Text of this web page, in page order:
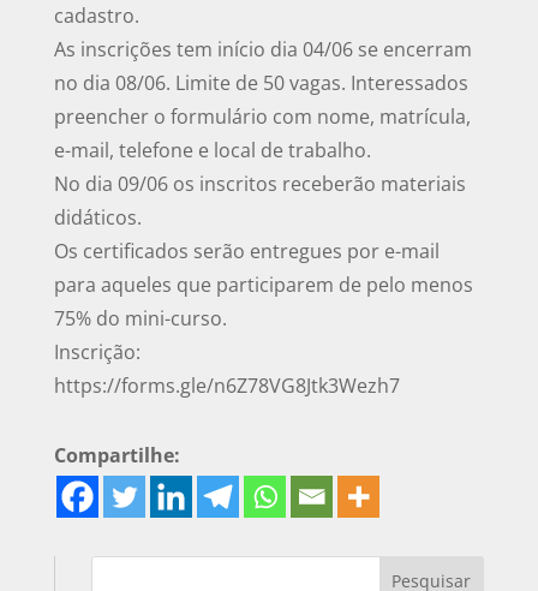
cadastro.
As inscrições tem início dia 04/06 se encerram
no dia 08/06. Limite de 50 vagas. Interessados
preencher o formulário com nome, matrícula,
e-mail, telefone e local de trabalho.
No dia 09/06 os inscritos receberão materiais
didáticos.
Os certificados serão entregues por e-mail
para aqueles que participarem de pelo menos
75% do mini-curso.
Inscrição:
https://forms.gle/n6Z78VG8Jtk3Wezh7
Compartilhe: